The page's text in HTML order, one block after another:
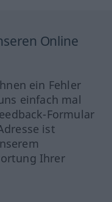
Online
ein Fehler
einfach mal
Formular
ist
Ihrer